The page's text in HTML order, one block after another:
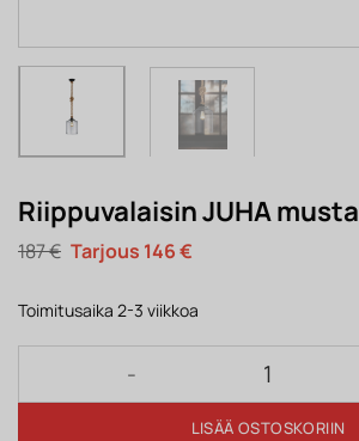
Riippuvalaisin JUHA musta
187€ Alkuperäinen
hinta
187 €.
146€Nykyinen
146 €.
Toimitusaika 2-3 viikkoa
Riippuvalaisin JUHA musta määrä
LISÄÄ OSTOSKORIIN